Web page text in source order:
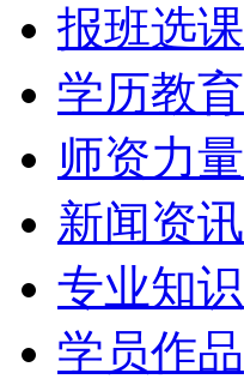
报班选课
学历教育
师资力量
新闻资讯
专业知识
学员作品